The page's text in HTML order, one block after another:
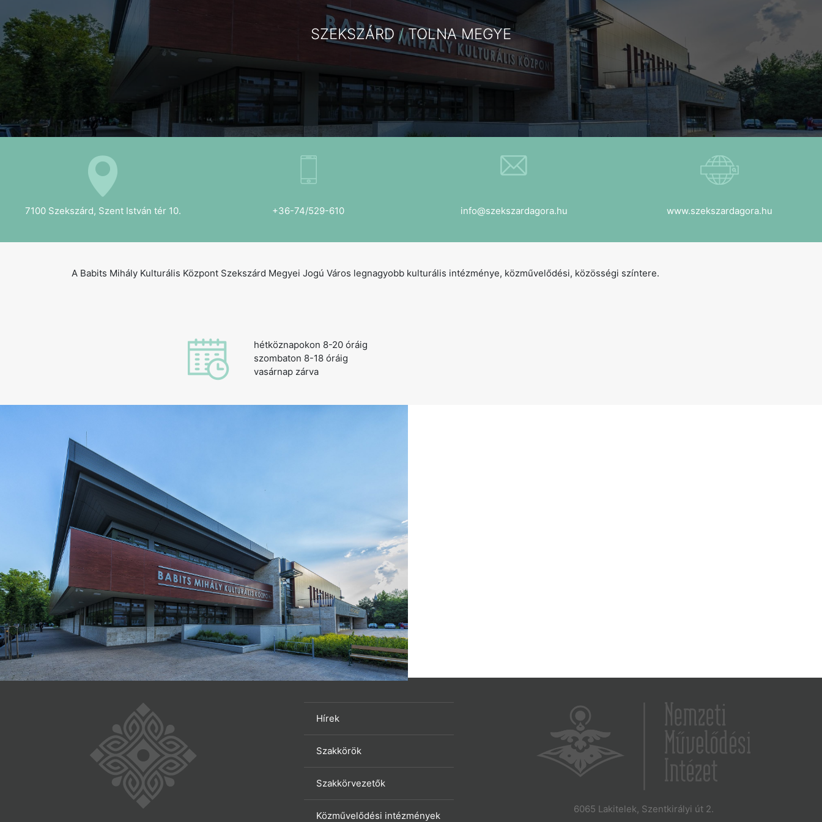
SZEKSZÁRD/TOLNA MEGYE
7100 Szekszárd, Szent István tér 10. +36-74/529-610 info@szekszardagora.hu www.szekszardagora.hu
A Babits Mihály Kulturális Központ Szekszárd Megyei Jogú Város legnagyobb kulturális intézménye, közművelődési, közösségi színtere.
hétköznapokon 8-20 óráig
szombaton 8-18 óráig
vasárnap zárva
Hírek
Szakkörök
Szakkörvezetők
Közművelődési intézmények
6065 Lakitelek, Szentkirályi út 2.